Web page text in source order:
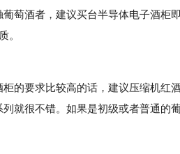
萄酒者，建议买台半导体电子酒柜
。
要求比较高的话，建议压缩机红
就很不错。如果是初级或者普通的